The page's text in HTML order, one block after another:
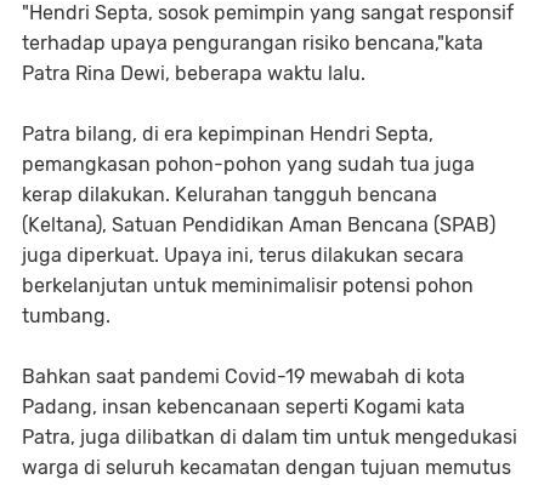
"Hendri Septa, sosok pemimpin yang sangat responsif
terhadap upaya pengurangan risiko bencana,"kata
Patra Rina Dewi, beberapa waktu lalu.
Patra bilang, di era kepimpinan Hendri Septa,
pemangkasan pohon-pohon yang sudah tua juga
kerap dilakukan. Kelurahan tangguh bencana
(Keltana), Satuan Pendidikan Aman Bencana (SPAB)
juga diperkuat. Upaya ini, terus dilakukan secara
berkelanjutan untuk meminimalisir potensi pohon
tumbang.
Bahkan saat pandemi Covid-19 mewabah di kota
Padang, insan kebencanaan seperti Kogami kata
Patra, juga dilibatkan di dalam tim untuk mengedukasi
warga di seluruh kecamatan dengan tujuan memutus